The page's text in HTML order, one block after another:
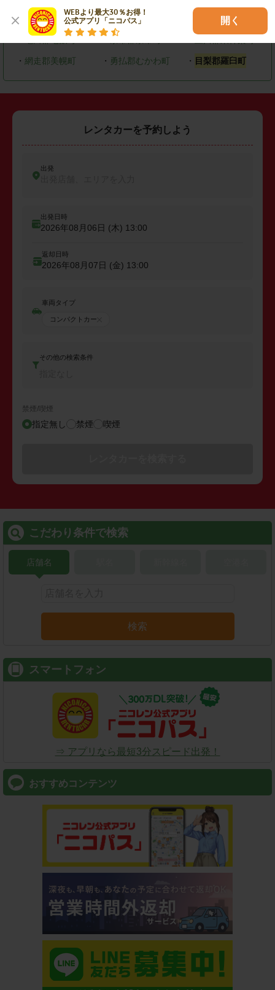
WEBより最大30％お得！
公式アプリ「ニコパス」
開く
・ 恵庭市 ・北広島市
・ 網走郡美幌町 ・ 勇払郡むかわ町 ・ 目梨郡羅臼町
レンタカーを予約しよう
出発
出発日時
2026年08月06日 (木) 13:00
返却日時
2026年08月07日 (金) 13:00
車両タイプ
コンパクトカー
その他の検索条件
禁煙/喫煙
指定無し 禁煙 喫煙
こだわり条件で検索
店舗名
検索
スマートフォン
⇒ アプリなら最短3分スピード出発！
おすすめコンテンツ